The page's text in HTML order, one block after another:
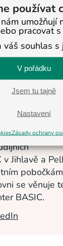
používat
umožňují
pracovat
váš souhlas s
V pořádku
Jsem tu tajně
Nastavení
Zásady ochrany
se
v Jihlavě a
se věnuje
BASIC.